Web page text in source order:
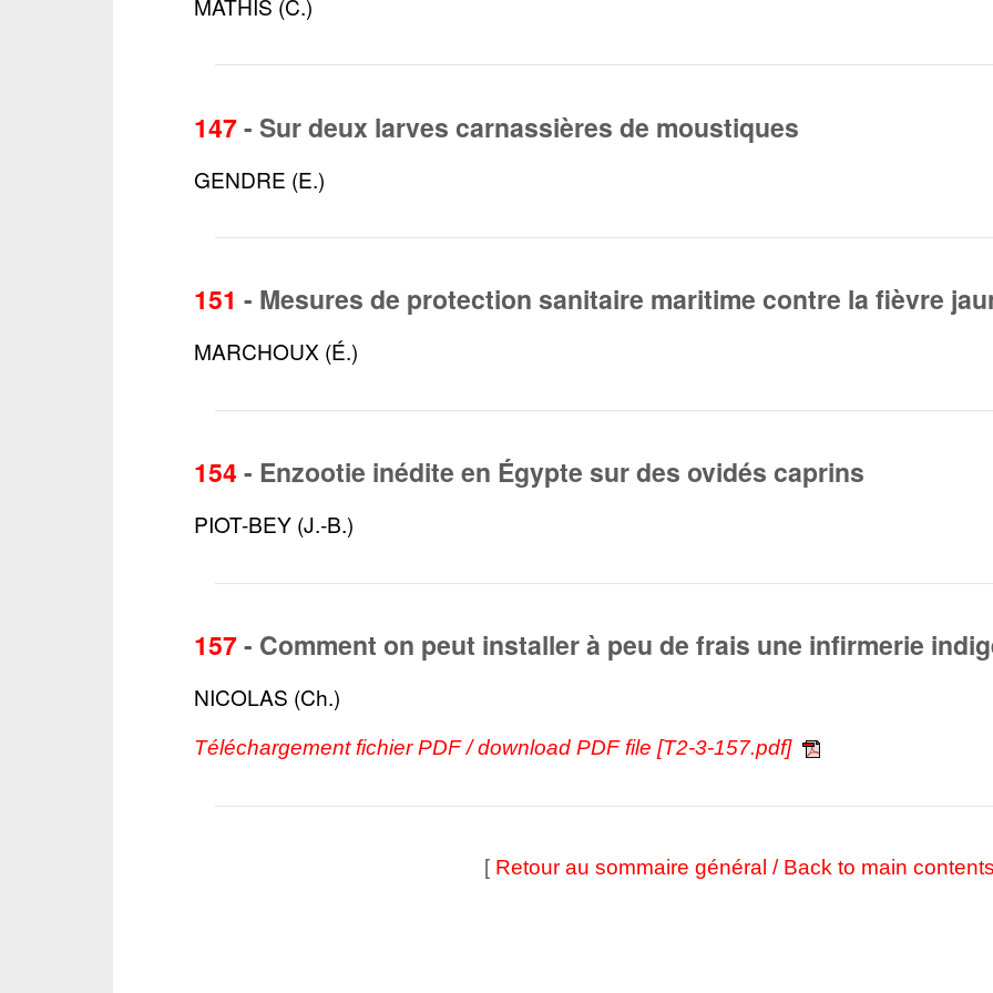
147- Sur deux larves carnassières de moustiques
GENDRE (E.)
151 - Mesures de protection sanitaire maritime contre la fièvre
MARCHOUX (É.)
154 - Enzootie inédite en Égypte sur des ovidés caprins
PIOT-BEY (J.-B.)
157- Comment on peut installer à peu de frais une infirmerie
NICOLAS (Ch.)
Téléchargement fichier PDF / download PDF file [T2-3-157.pdf]
[ Retour au sommaire général / Back to main